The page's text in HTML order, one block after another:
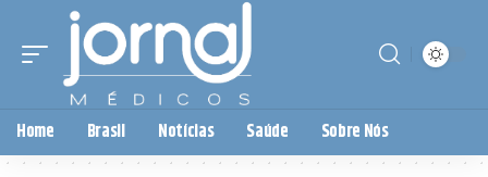
Home Brasil Notícias Saúde Sobre Nós